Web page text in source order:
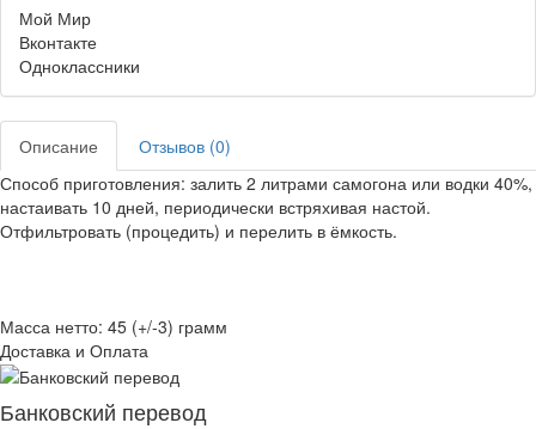
Мой Мир
Вконтакте
Одноклассники
Описание
Отзывов (0)
Способ приготовления: залить 2 литрами самогона или водки 40%,
настаивать 10 дней, периодически встряхивая настой.
Отфильтровать (процедить) и перелить в ёмкость.
Масса нетто: 45 (+/-3) грамм
Доставка и Оплата
Банковский перевод